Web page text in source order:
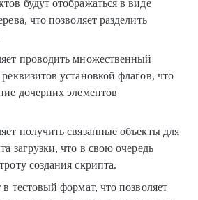
будут отображаться в виде
что позволяет разделить
проводить множественный
установкой флагов, что
дочерних элементов
получить связанные объекты для
загрузки, что в свою очередь
создания скрипта.
тестовый формат, что позволяет